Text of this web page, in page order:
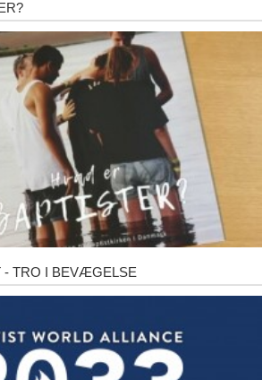
- TRO I BEVÆGELSE